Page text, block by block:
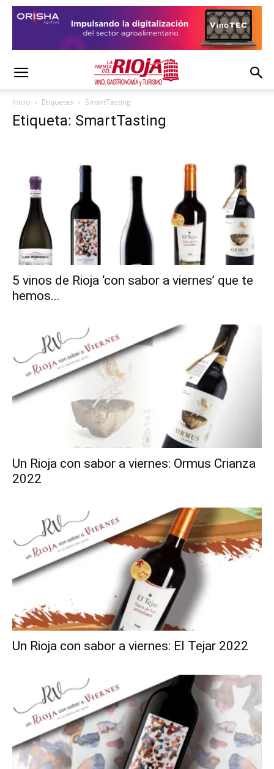
Inicio Etiquetas SmartTasting
Etiqueta: SmartTasting
5 vinos de Rioja ‘con sabor a viernes’ que te
hemos...
Un Rioja con sabor a viernes: Ormus Crianza
2022
Un Rioja con sabor a viernes: El Tejar 2022